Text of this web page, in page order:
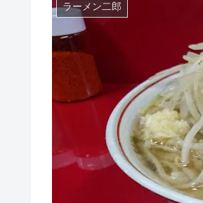
ラーメン二郎